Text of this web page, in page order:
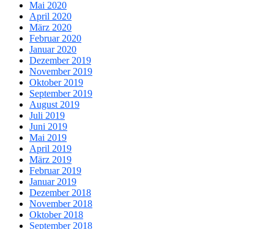
Mai 2020
April 2020
März 2020
Februar 2020
Januar 2020
Dezember 2019
November 2019
Oktober 2019
September 2019
August 2019
Juli 2019
Juni 2019
Mai 2019
April 2019
März 2019
Februar 2019
Januar 2019
Dezember 2018
November 2018
Oktober 2018
September 2018